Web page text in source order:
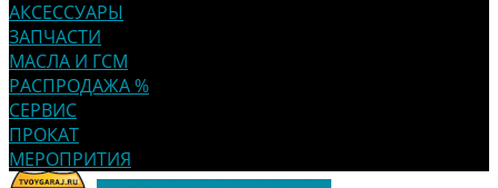
АКСЕССУАРЫ
ЗАПЧАСТИ
МАСЛА И ГСМ
РАСПРОДАЖА %
СЕРВИС
ПРОКАТ
МЕРОПРИТИЯ